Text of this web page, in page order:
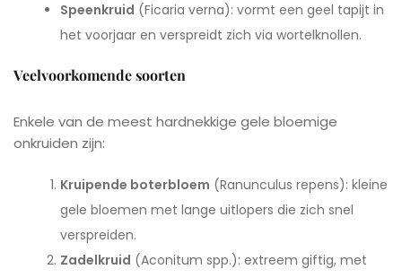
Speenkruid (Ficaria verna): vormt een geel tapijt in
het voorjaar en verspreidt zich via wortelknollen.
Veelvoorkomende soorten
Enkele van de meest hardnekkige gele bloemige
onkruiden zijn:
Kruipende boterbloem (Ranunculus repens): kleine
gele bloemen met lange uitlopers die zich snel
verspreiden.
Zadelkruid (Aconitum spp.): extreem giftig, met